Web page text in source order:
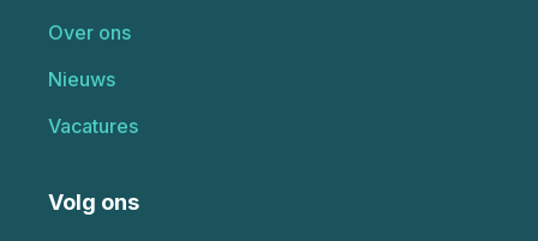
Over ons
Nieuws
Vacatures
Volg ons